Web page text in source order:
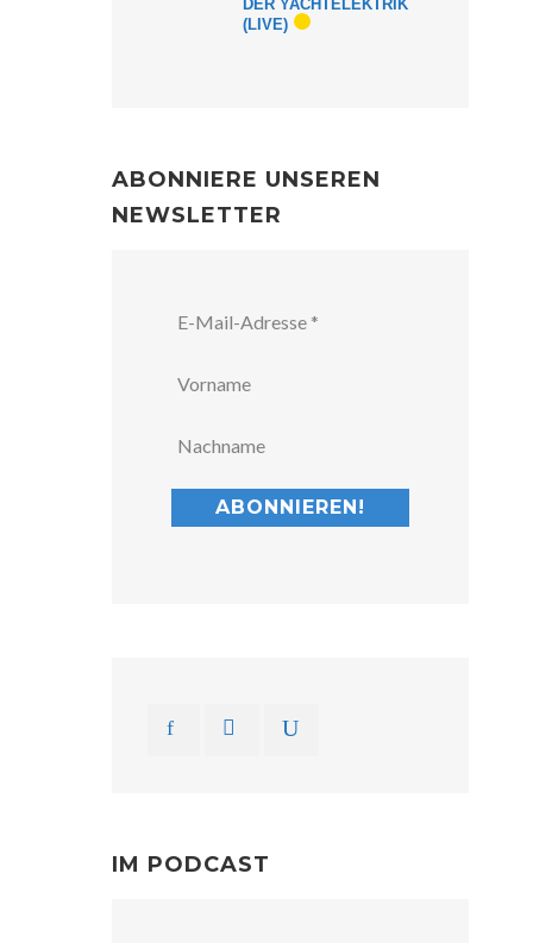
DER YACHTELEKTRIK
(LIVE)
ABONNIERE UNSEREN
NEWSLETTER
IM PODCAST